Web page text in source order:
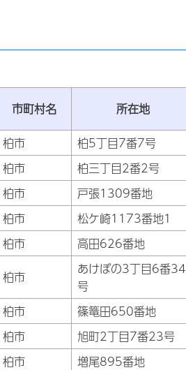
市町村名 所在地
柏市
柏5丁目7番7号
柏市
柏三丁目2番2号
柏市
戸張1309番地
柏市
松ケ崎1173番地1
柏市
高田626番地
柏市
あけぼの3丁目6番34
号
柏市
篠篭田650番地
柏市
旭町2丁目7番23号
柏市
増尾895番地